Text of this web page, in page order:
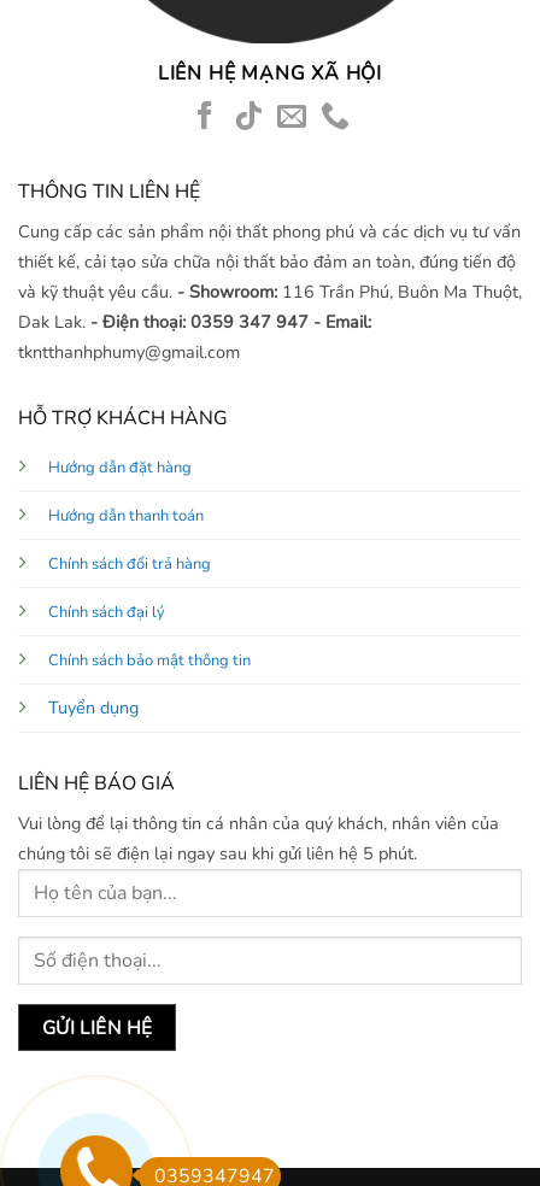
LIÊN HỆ MẠNG XÃ HỘI
THÔNG TIN LIÊN HỆ
Cung cấp các sản phẩm nội thất phong phú và các dịch vụ tư vấn
thiết kế, cải tạo sửa chữa nội thất bảo đảm an toàn, đúng tiến độ
và kỹ thuật yêu cầu. - Showroom: 116 Trần Phú, Buôn Ma Thuột,
Dak Lak. - Điện thoại: 0359 347 947 - Email:
tkntthanhphumy@gmail.com
HỖ TRỢ KHÁCH HÀNG
Hướng dẫn đặt hàng
Hướng dẫn thanh toán
Chính sách đổi trả hàng
Chính sách đại lý
Chính sách bảo mật thông tin
Tuyển dụng
LIÊN HỆ BÁO GIÁ
Vui lòng để lại thông tin cá nhân của quý khách, nhân viên của
chúng tôi sẽ điện lại ngay sau khi gửi liên hệ 5 phút.
0359347947